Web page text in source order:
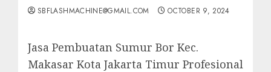
SBFLASHMACHINE@GMAIL.COM OCTOBER 9, 2024
Jasa Pembuatan Sumur Bor Kec.
Makasar Kota Jakarta Timur Profesional